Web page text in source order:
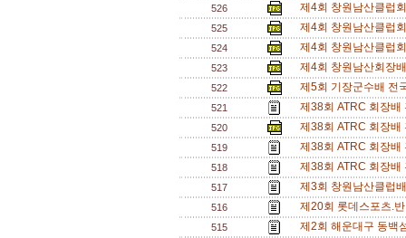
526 제4회 창원남산클럽
525 제4회 창원남산클럽
524 제4회 창원남산클럽
523 제4회 창원남산회장
522 제5회 기장군수배 전
521 제38회 ATRC 회장
520 제38회 ATRC 회장
519 제38회 ATRC 회장
518 제38회 ATRC 회장
517 제3회 창원남산클럽
516 제20회 롯데스포츠.
515 제2회 해운대구 동백